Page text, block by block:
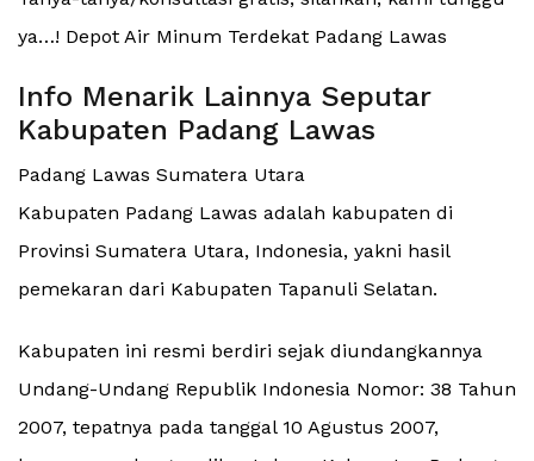
ya…! Depot Air Minum Terdekat Padang Lawas
Info Menarik Lainnya Seputar
Kabupaten Padang Lawas
Padang Lawas Sumatera Utara
Kabupaten Padang Lawas adalah kabupaten di
Provinsi Sumatera Utara, Indonesia, yakni hasil
pemekaran dari Kabupaten Tapanuli Selatan.
Kabupaten ini resmi berdiri sejak diundangkannya
Undang-Undang Republik Indonesia Nomor: 38 Tahun
2007, tepatnya pada tanggal 10 Agustus 2007,